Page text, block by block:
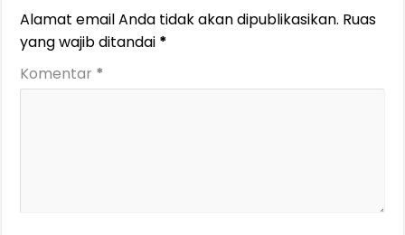
Alamat email Anda tidak akan dipublikasikan. Ruas
yang wajib ditandai *
Komentar *